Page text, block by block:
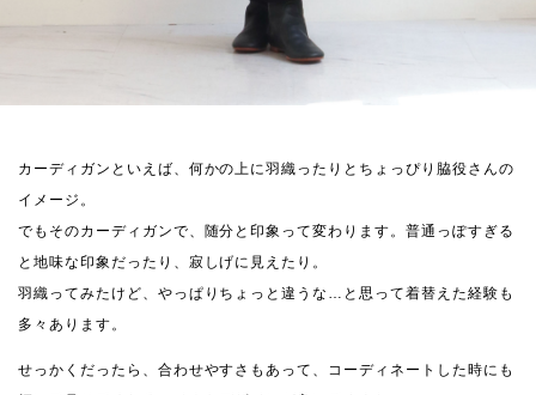
カーディガンといえば、何かの上に羽織ったりとちょっぴり脇役さんの
イメージ。
でもそのカーディガンで、随分と印象って変わります。普通っぽすぎる
と地味な印象だったり、寂しげに見えたり。
羽織ってみたけど、やっぱりちょっと違うな…と思って着替えた経験も
多々あります。
せっかくだったら、合わせやすさもあって、コーディネートした時にも